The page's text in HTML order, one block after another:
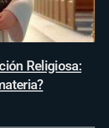
Religiosa: